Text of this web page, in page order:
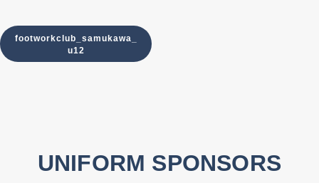
footworkclub_samukawa_
u12
UNIFORM SPONSORS